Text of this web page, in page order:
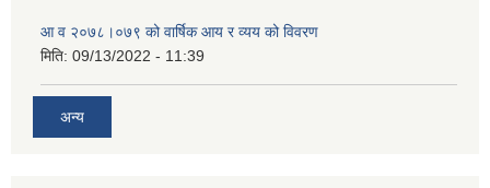
आ‍ व २०७८।०७९ को वार्षिक आय र व्यय को विवरण
मिति: 09/13/2022 - 11:39
अन्य